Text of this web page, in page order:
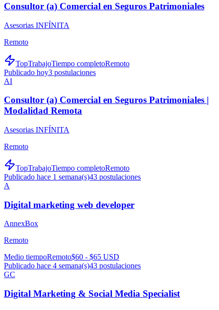
Consultor (a) Comercial en Seguros Patrimoniales
Asesorias INFÍNITA
Remoto
TopTrabajoTiempo completoRemoto
Publicado hoy3 postulaciones
AI
Consultor (a) Comercial en Seguros Patrimoniales |
Modalidad Remota
Asesorias INFÍNITA
Remoto
TopTrabajoTiempo completoRemoto
Publicado hace 1 semana(s)43 postulaciones
A
Digital marketing web developer
AnnexBox
Remoto
Medio tiempoRemoto$60 - $65 USD
Publicado hace 4 semana(s)43 postulaciones
GC
Digital Marketing & Social Media Specialist